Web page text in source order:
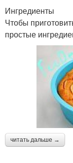
Ингредиенты
Чтобы
простые
читать дальше →